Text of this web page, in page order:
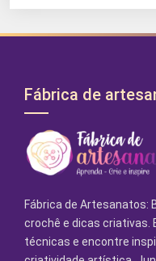
Fábrica de
Fábrica de Artesanatos:
crochê e dicas criativas.
técnicas e encontre